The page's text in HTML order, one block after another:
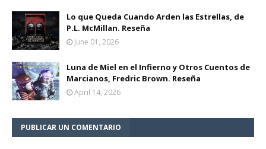
Lo que Queda Cuando Arden las Estrellas, de
P.L. McMillan. Reseña
June 01, 2026
Luna de Miel en el Infierno y Otros Cuentos de
Marcianos, Fredric Brown. Reseña
April 14, 2026
PUBLICAR UN COMENTARIO